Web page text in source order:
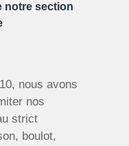
notre section
nous avons
nos
strict
boulot,